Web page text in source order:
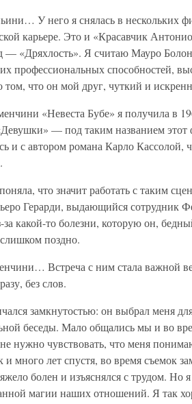
У него я снялась в нескольких
карьере. Это и «Красавчик
— «Дряхлость». Я считаю Мауро
профессиональных способностей,
том, что он мой друг, чуткий и
«Невеста Бубе» я получила в
— под таким названием
и с автором романа Карло
что значит работать с таким
Герарди, выдающийся сотрудник
какой-то болезни, которую он,
поздно.
Встреча с ним стала важной
без слов.
замкнутостью: он выбрал меня
беседы. Мало общались мы и во
нужно чувствовать, что меня
много лет спустя, во время съемок
болен и изъяснялся с трудом. Но
магии наших отношений. Я так